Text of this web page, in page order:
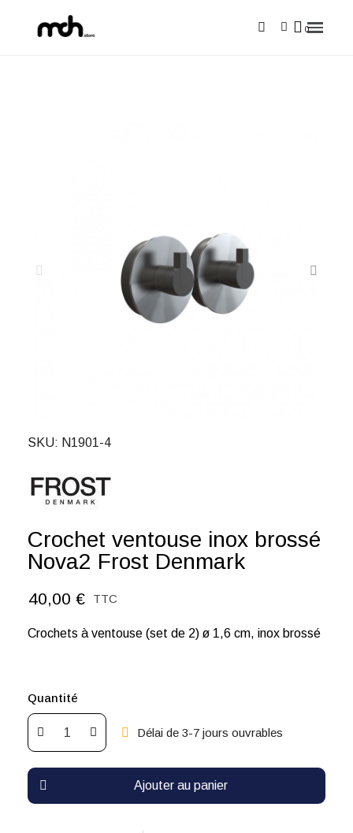
SKU N1901-4
Crochet ventouse inox brossé
Nova2 Frost Denmark
40,00 € TTC
Crochets à ventouse (set de 2) ø 1,6 cm, inox brossé
Quantité
Délai de 3-7 jours ouvrables
Ajouter au panier